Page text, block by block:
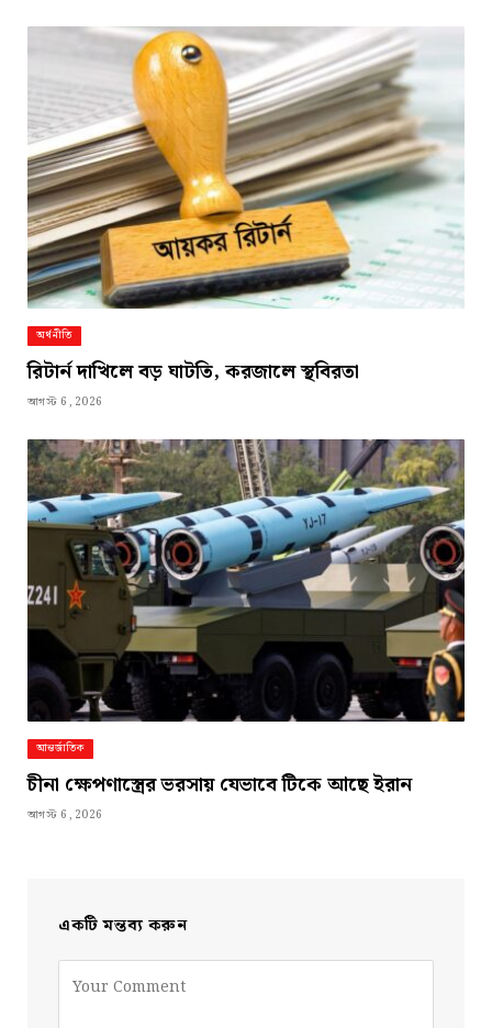
অর্থনীতি
রিটার্ন দাখিলে বড় ঘাটতি, করজালে স্থবিরতা
আগস্ট 6, 2026
আন্তর্জাতিক
চীনা ক্ষেপণাস্ত্রের ভরসায় যেভাবে টিকে আছে ইরান
আগস্ট 6, 2026
একটি মন্তব্য করুন